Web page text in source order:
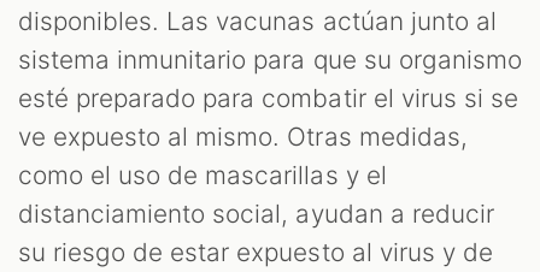
disponibles. Las vacunas actúan junto al
sistema inmunitario para que su organismo
esté preparado para combatir el virus si se
ve expuesto al mismo. Otras medidas,
como el uso de mascarillas y el
distanciamiento social, ayudan a reducir
su riesgo de estar expuesto al virus y de